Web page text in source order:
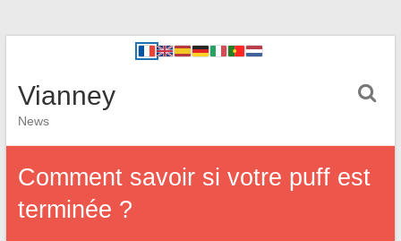
Vianney
News
Comment savoir si votre puff est
terminée ?